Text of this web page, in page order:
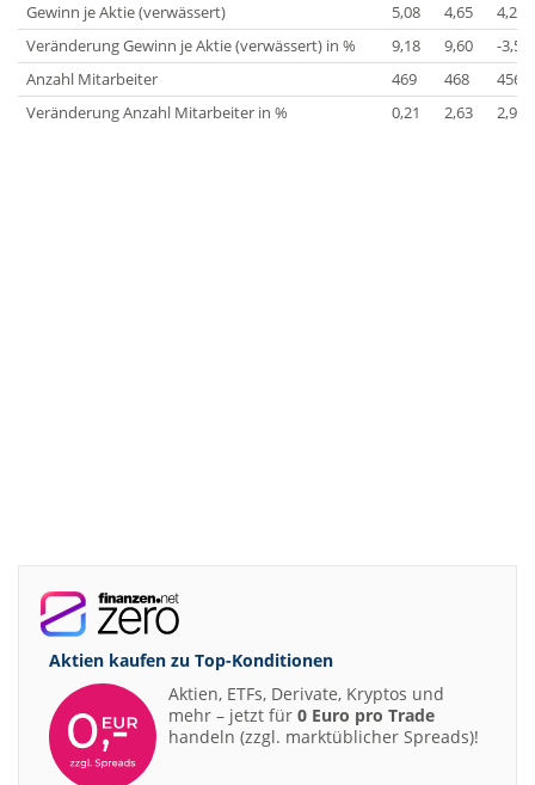
Gewinn je Aktie (verwässert)
5,08 4,65
4,24
Veränderung Gewinn je Aktie (verwässert) in %
9,18 9,60
-3,58
Anzahl Mitarbeiter
469 468
456
Veränderung Anzahl Mitarbeiter in %
0,21 2,63 2,93
Aktien kaufen zu Top-Konditionen
Aktien, ETFs, Derivate, Kryptos und
mehr – jetzt für 0 Euro pro Trade
handeln (zzgl. marktüblicher Spreads)!